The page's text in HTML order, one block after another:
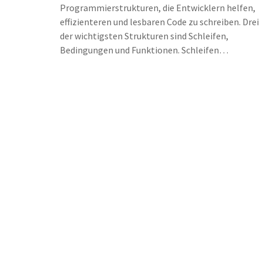
Programmierstrukturen, die Entwicklern helfen,
effizienteren und lesbaren Code zu schreiben. Drei
der wichtigsten Strukturen sind Schleifen,
Bedingungen und Funktionen. Schleifen